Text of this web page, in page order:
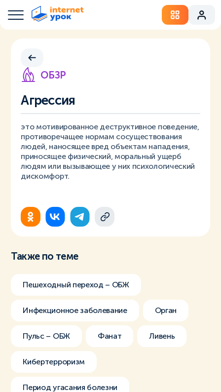
ОБЗР
Агрессия
это мотивированное деструктивное поведение,
противоречащее нормам сосуществования
людей, наносящее вред объектам нападения,
приносящее физический, моральный ущерб
людям или вызывающее у них психологический
дискомфорт.
Также по теме
Пешеходный переход – ОБЖ
Инфекционное заболевание Орган
Пульс – ОБЖ Фанат Ливень
Кибертерроризм
Период угасания болезни